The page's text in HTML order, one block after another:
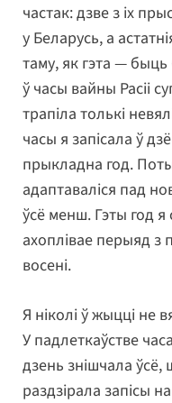
частак: дзве з іх
у Беларусь, а
таму, як гэта —
ў часы вайны Расіі
трапіла толькі
часы я запісала ў
прыкладна год.
адаптаваліся пад
ўсё менш. Гэты год я
ахоплівае перыяд з
восені.
Я ніколі ў жыцці не
У падлеткаўстве
дзень знішчала ўсё,
раздзірала запісы